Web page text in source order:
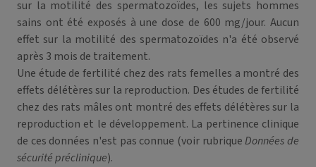
sur la motilité des spermatozoïdes, les sujets hommes
sains ont été exposés à une dose de 600 mg/jour. Aucun
effet sur la motilité des spermatozoïdes n'a été observé
après 3 mois de traitement.
Une étude de fertilité chez des rats femelles a montré des
effets délétères sur la reproduction. Des études de fertilité
chez des rats mâles ont montré des effets délétères sur la
reproduction et le développement. La pertinence clinique
de ces données n'est pas connue (voir rubriqueDonnées de
sécurité préclinique).